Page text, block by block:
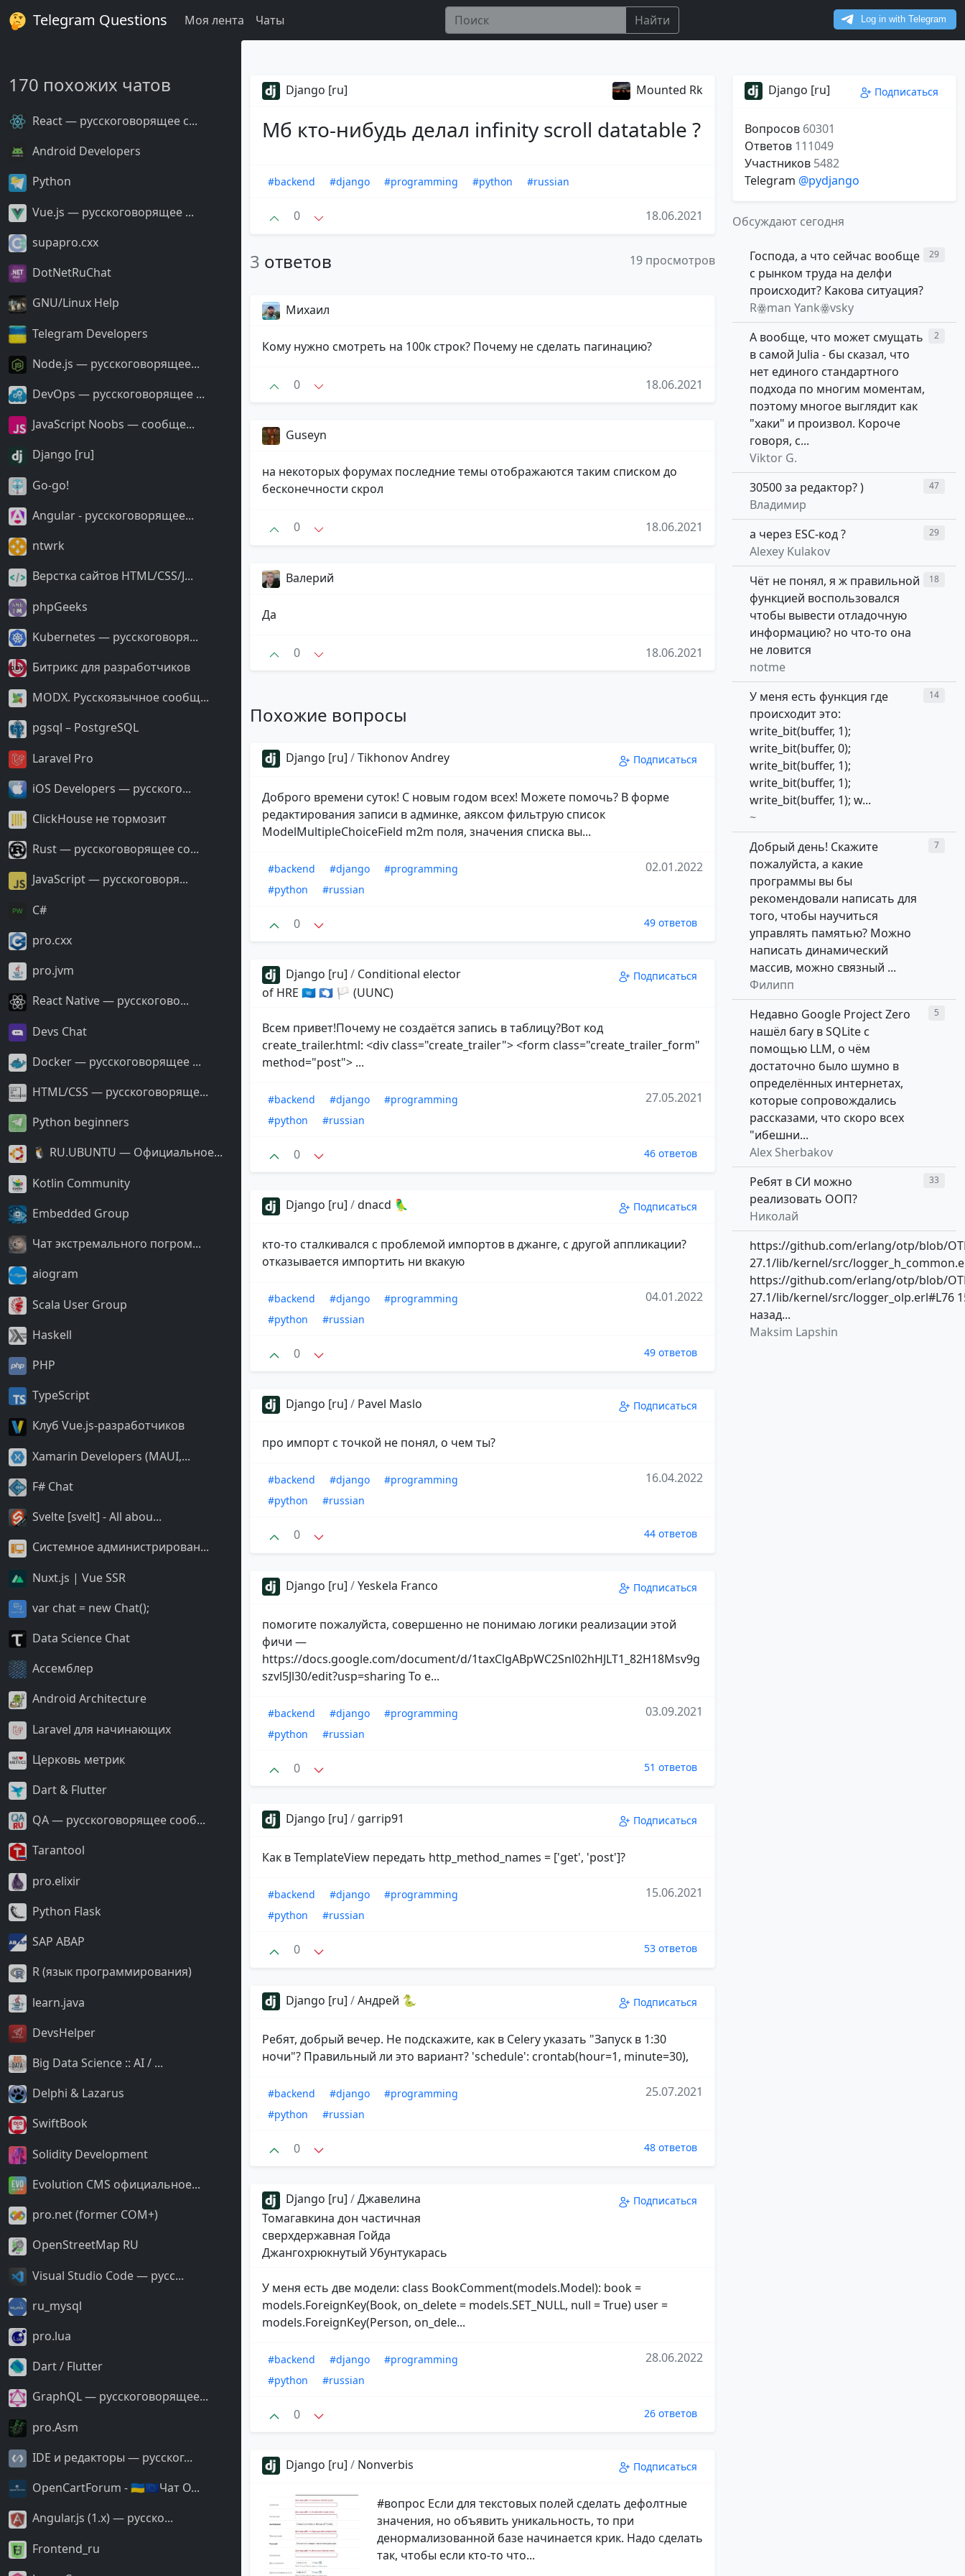
Telegram Questions Моя лента Чаты Найти
170 похожих чатов
React — русскоговорящее с...
Android Developers
Python
Vue.js — русскоговорящее ...
supapro.cxx
DotNetRuChat
GNU/Linux Help
Telegram Developers
Node.js — русскоговорящее...
DevOps — русскоговорящее ...
JavaScript Noobs — сообще...
Django [ru]
Go-go!
Angular - русскоговорящее...
ntwrk
Верстка сайтов HTML/CSS/J...
phpGeeks
Kubernetes — русскоговоря...
Битрикс для разработчиков
MODX. Русскоязычное сообщ...
pgsql – PostgreSQL
Laravel Pro
iOS Developers — русского...
ClickHouse не тормозит
Rust — русскоговорящее со...
JavaScript — русскоговоря...
С#
pro.cxx
pro.jvm
React Native — русскогово...
Devs Chat
Docker — русскоговорящее ...
HTML/CSS — русскоговоряще...
Python beginners
🐧 RU.UBUNTU — Официальное...
Kotlin Community
Embedded Group
Чат экстремального погром...
aiogram
Scala User Group
Haskell
PHP
TypeScript
Клуб Vue.js-разработчиков
Xamarin Developers (MAUI,...
F# Chat
Svelte [svelt] - All abou...
Системное администрирован...
Nuxt.js | Vue SSR
var chat = new Chat();
Data Science Chat
Ассемблер
Android Architecture
Laravel для начинающих
Церковь метрик
Dart & Flutter
QA — русскоговорящее сооб...
Tarantool
pro.elixir
Python Flask
SAP ABAP
R (язык программирования)
learn.java
DevsHelper
Big Data Science :: AI / ...
Delphi & Lazarus
SwiftBook
Solidity Development
Evolution CMS официальное...
pro.net (former COM+)
OpenStreetMap RU
Visual Studio Code — русс...
ru_mysql
pro.lua
Dart / Flutter
GraphQL — русскоговорящее...
pro.Asm
IDE и редакторы — русског...
OpenCartForum - 🇺🇦🇪🇺Чат O...
Angular.js (1.x) — русско...
Frontend_ru
Django [ru] Mounted Rk
Мб кто-нибудь делал infinity scroll datatable ?
#backend #django #programming #python #russian
0 18.06.2021
3 ответов 19 просмотров
Михаил
Кому нужно смотреть на 100к строк? Почему не сделать пагинацию?
0 18.06.2021
Guseyn
на некоторых форумах последние темы отображаются таким списком до
бесконечности скрол
0 18.06.2021
Валерий
Да
0 18.06.2021
Похожие вопросы
Django [ru] /Tikhonov Andrey Подписаться
Доброго времени суток! С новым годом всех! Можете помочь? В форме
редактирования записи в админке, аяксом фильтрую список
ModelMultipleChoiceField m2m поля, значения списка вы...
#backend #django
#programming
#python
#russian
02.01.2022
0 49 ответов
Django [ru] / Conditional elector
of HRE 🇺🇳 🇦🇶 🏳 (UUNC)
Подписаться
Всем привет!Почему не создаётся запись в таблицу?Вот код
create_trailer.html: <div class="create_trailer"> <form class="create_trailer_form"
method="post"> ...
#backend #django
#programming
#python
#russian
27.05.2021
0 46 ответов
Django [ru] /dnacd 🦜 Подписаться
кто-то сталкивался с проблемой импортов в джанге, с другой аппликации?
отказывается импортить ни вкакую
#backend #django
#programming
#python
#russian
04.01.2022
0 49 ответов
Django [ru] / Pavel Maslo Подписаться
про импорт с точкой не понял, о чем ты?
#backend #django
#programming
#python
#russian
16.04.2022
0 44 ответов
Django [ru] /Yeskela Franco Подписаться
помогите пожалуйста, совершенно не понимаю логики реализации этой
фичи —
https://docs.google.com/document/d/1taxClgABpWC2Snl02hHJLT1_82H18Msv9g
szvl5Jl30/edit?usp=sharing То е...
#backend #django
#programming
#python
#russian
03.09.2021
0 51 ответов
Django [ru] / garrip91 Подписаться
Как в TemplateView передать http_method_names = ['get', 'post']?
#backend #django
#programming
#python
#russian
15.06.2021
0 53 ответов
Django [ru] /Андрей 🐍 Подписаться
Ребят, добрый вечер. Не подскажите, как в Celery указать "Запуск в 1:30
ночи"? Правильный ли это вариант? 'schedule': crontab(hour=1, minute=30),
#backend #django
#programming
#python
#russian
25.07.2021
0 48 ответов
Django [ru] /Джавелина
Томагавкина дон частичная
сверхдержавная Гойда
Джангохрюкнутый Убунтукарась
Подписаться
У меня есть две модели: class BookComment(models.Model): book =
models.ForeignKey(Book, on_delete = models.SET_NULL, null = True) user =
models.ForeignKey(Person, on_dele...
#backend #django
#programming
#python
#russian
28.06.2022
0 26 ответов
Django [ru] / Nonverbis Подписаться
#вопрос Если для текстовых полей сделать дефолтные
значения, но объявить уникальность, то при
денормализованной базе начинается крик. Надо сделать
так, чтобы если кто-то что...
Django [ru] Подписаться
Вопросов 60301
Ответов 111049
Участников 5482
Telegram @pydjango
Обсуждают сегодня
Господа, а что сейчас вообще
с рынком труда на делфи
происходит? Какова ситуация?
Rꙮman Yankꙮvsky
29
А вообще, что может смущать
в самой Julia - бы сказал, что
нет единого стандартного
подхода по многим моментам,
поэтому многое выглядит как
"хаки" и произвол. Короче
говоря, с...
Viktor G.
2
30500 за редактор? )
Владимир
47
а через ESC-код ?
Alexey Kulakov
29
Чёт не понял, я ж правильной
функцией воспользовался
чтобы вывести отладочную
информацию? но что-то она
не ловится
notme
18
У меня есть функция где
происходит это:
write_bit(buffer, 1);
write_bit(buffer, 0);
write_bit(buffer, 1);
write_bit(buffer, 1);
write_bit(buffer, 1); w...
~
14
Добрый день! Скажите
пожалуйста, а какие
программы вы бы
рекомендовали написать для
того, чтобы научиться
управлять памятью? Можно
написать динамический
массив, можно связный ...
Филипп
7
Недавно Google Project Zero
нашёл багу в SQLite с
помощью LLM, о чём
достаточно было шумно в
определённых интернетах,
которые сопровождались
рассказами, что скоро всех
"ибешни...
Alex Sherbakov
5
Ребят в СИ можно
реализовать ООП?
Николай
33
https://github.com/erlang/otp/blob/
27.1/lib/kernel/src/
https://github.com/erlang/otp/blob/
27.1/lib/kernel/src/logger_olp.erl#L76
назад...
Maksim Lapshin